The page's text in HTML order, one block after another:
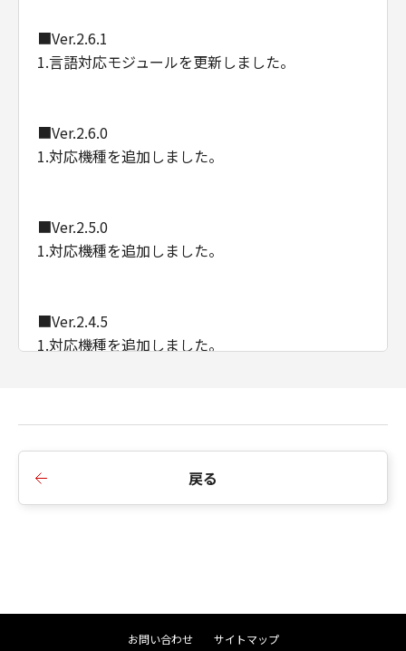
■Ver.2.6.1
1.言語対応モジュールを更新しました。
■Ver.2.6.0
1.対応機種を追加しました。
■Ver.2.5.0
1.対応機種を追加しました。
■Ver.2.4.5
1.対応機種を追加しました。
した。
3.対応機種を追加しました。
戻る
お問い合わせ サイトマップ